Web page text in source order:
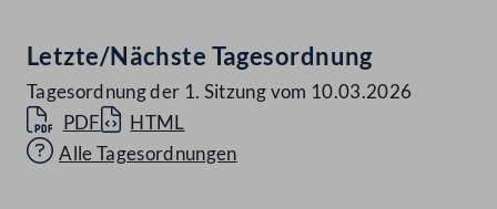
Letzte/Nächste Tagesordnung
Tagesordnung der 1. Sitzung vom 10.03.2026
PDF
HTML
Alle Tagesordnungen